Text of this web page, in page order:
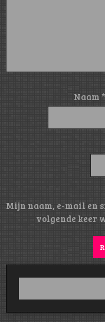
Naam *
Mijn naam, e-mail en
volgende keer